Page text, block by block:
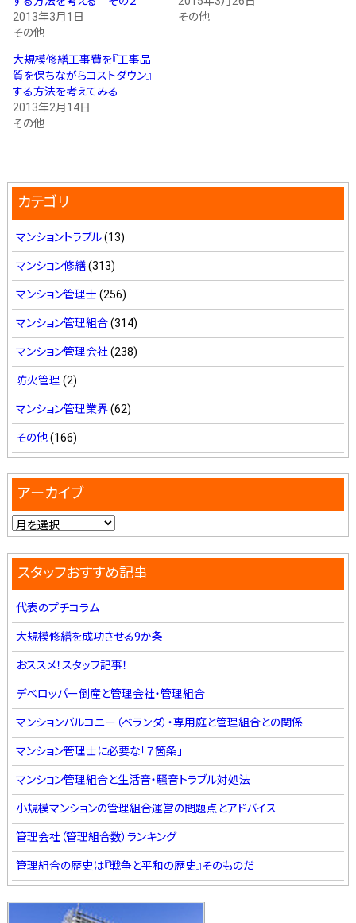
2013年3月1日
その他
その他
大規模修繕工事費を『工事品
質を保ちながらコストダウン』
する方法を考えてみる
2013年2月14日
その他
カテゴリ
マンショントラブル(13)
マンション修繕(313)
マンション管理士 (256)
マンション管理組合(314)
マンション管理会社 (238)
防火管理 (2)
マンション管理業界(62)
その他(166)
アーカイブ
スタッフおすすめ記事
代表のプチコラム
大規模修繕を成功させる9か条
おススメ！スタッフ記事！
デベロッパー倒産と管理会社・管理組合
マンションバルコニー（ベランダ）・専用庭と管理組合との関係
マンション管理士に必要な「７箇条」
マンション管理組合と生活音・騒音トラブル対処法
小規模マンションの管理組合運営の問題点とアドバイス
管理会社（管理組合数）ランキング
管理組合の歴史は『戦争と平和の歴史』そのものだ